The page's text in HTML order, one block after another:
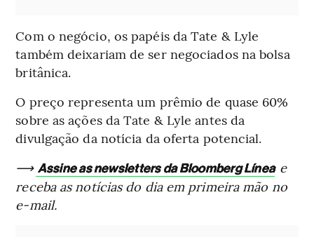
Com o negócio, os papéis da Tate & Lyle
também deixariam de ser negociados na bolsa
britânica.
O preço representa um prêmio de quase 60%
sobre as ações da Tate & Lyle antes da
divulgação da notícia da oferta potencial.
⟶ Assine as newsletters da Bloomberg Línea e
receba as notícias do dia em primeira mão no
e-mail.